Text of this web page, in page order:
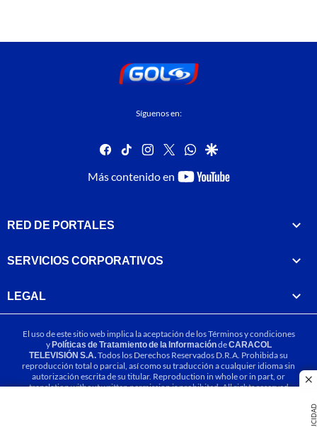
Síguenos en:
facebook
tiktok instagram
twitterwhatsapp
google
Más contenido en
youtube-
RED DE PORTALES
SERVICIOS CORPORATIVOS
LEGAL
El uso de este sitio web implica la aceptación de losTérminos y condiciones
yPolíticas de Tratamiento de la InformacióndeCARACOL
TELEVISIÓN S.A.Todos los Derechos Reservados D.R.A. Prohibida su
reproducción total o parcial, así como su traducción a cualquier idioma sin
autorización escrita de su titular. Reproduction in whole or in part, or
translation without written permission is prohibited. All rights reserved